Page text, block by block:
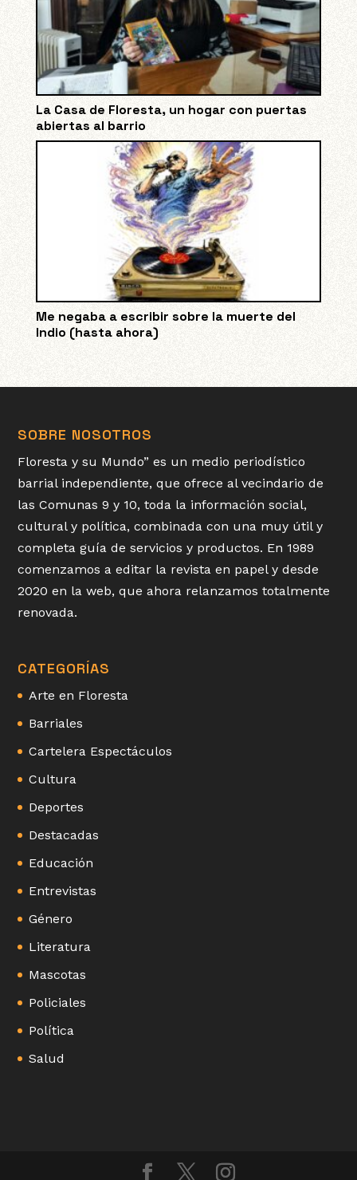
La Casa de Floresta, un hogar con puertas
abiertas al barrio
Me negaba a escribir sobre la muerte del
Indio (hasta ahora)
SOBRE NOSOTROS
Floresta y su Mundo” es un medio periodístico
barrial independiente, que ofrece al vecindario de
las Comunas 9 y 10, toda la información social,
cultural y política, combinada con una muy útil y
completa guía de servicios y productos. En 1989
comenzamos a editar la revista en papel y desde
2020 en la web, que ahora relanzamos totalmente
renovada.
CATEGORÍAS
Arte en Floresta
Barriales
Cartelera Espectáculos
Cultura
Deportes
Destacadas
Educación
Entrevistas
Género
Literatura
Mascotas
Policiales
Política
Salud